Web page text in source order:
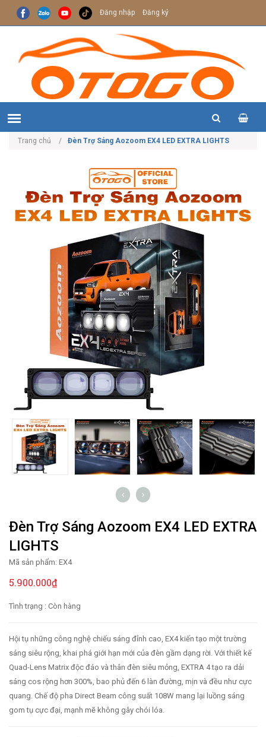
Đăng nhập Đăng ký
Trang chủ Đèn Trợ Sáng Aozoom EX4 LED EXTRA LIGHTS
Đèn Trợ Sáng Aozoom EX4 LED EXTRA
LIGHTS
Mã sản phẩm: EX4
5.900.000₫
Tình trạng : Còn hàng
Hội tụ những công nghệ chiếu sáng đỉnh cao, EX4 kiến tạo một trường
sáng siêu rộng, khai phá giới hạn mới của đèn gầm dạng rời. Với thiết kế
Quad-Lens Matrix độc đáo và thân đèn siêu mỏng, EXTRA 4 tạo ra dải
sáng cos rộng hơn 300%, bao phủ đến 6 làn đường, mịn và đều như cực
quang. Chế độ pha Direct Beam công suất 108W mang lại luồng sáng
gom tụ cực đại, mạnh mẽ không gây chói lóa.